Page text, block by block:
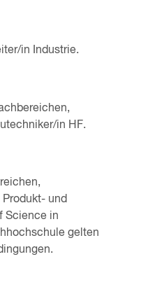
in Industrie.
in HF.
und
Science in
gelten